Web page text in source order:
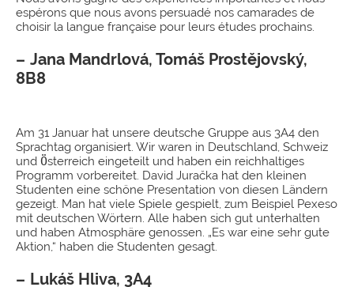
espérons que nous avons persuadé nos camarades de
choisir la langue française pour leurs études prochains.
Jana Mandrlová, Tomáš Prostějovský,
8B8
Am 31 Januar hat unsere deutsche Gruppe aus 3A4 den
Sprachtag organisiert. Wir waren in Deutschland, Schweiz
und Ӧsterreich eingeteilt und haben ein reichhaltiges
Programm vorbereitet. David Juračka hat den kleinen
Studenten eine schöne Presentation von diesen Ländern
gezeigt. Man hat viele Spiele gespielt, zum Beispiel Pexeso
mit deutschen Wörtern. Alle haben sich gut unterhalten
und haben Atmosphäre genossen. „Es war eine sehr gute
Aktion,“ haben die Studenten gesagt.
Lukáš Hliva, 3A4